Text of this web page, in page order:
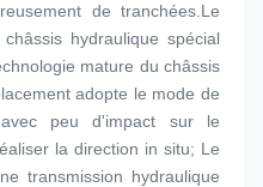
de tranchées.Le
hydraulique spécial
mature du châssis
adopte le mode de
avec peu d'impact sur le
la direction in situ; Le
transmission hydraulique